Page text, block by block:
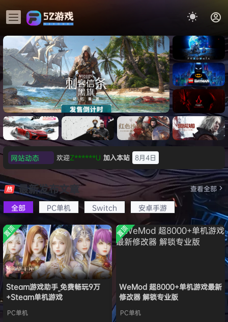
《刺客信条：黑旗 记忆重置-
虚拟机版/Assassin’s Creed
Black Flag Resynced
HYPERVISOR》免安装中文
版
《识质存
在/PRAG
MATA》
免安装中
文版
《乐高蝙
蝠侠：黑
暗骑士之
Legacy
of the
Dark
Knight》
免安装中
文版
影/Assas
sin’s
Creed
Shadow
s》免安装
版，非虚
拟机
极限竞
速：地平
线
6（Forza
Horizon
6）免安装
中文版
《原子之
心/Atomi
c
Heart》
免安装中
文版
红色沙漠-
虚拟机版
（Crimso
n Desert
HYPERVI
SOR）免
安装中文
版
生化危机
9：安魂
曲
（Reside
nt Evil
Requiem
）免安装
中文版
网站动态
欢迎Z******U 加入本站
欢迎k******2 加入本站 8月4日
欢迎C****i 加入本站 8月4日
欢迎2***5 加入本站 8月4日
欢迎h*********0 加入本站 8月3日
欢迎l*w 加入本站 8月2日
旋律 签到获取 41 点积分
8月1日
欢迎y**u 加入本站 7月31日
旋律 签到获取 20
旋律 签到获取 22
欢迎m*******n 加入本站
欢迎1******4 加入本站 11小时前
l***g
28 点积分 15小时前
签到获取 49 点积分
最新发布文章
全部 PC单机 Switch 安卓手游
查看全部
置顶
Steam游戏助手_免费畅玩9万
+Steam单机游戏
PC单机
置顶
WeMod 超8000+单机游戏最新
修改器 解锁专业版
PC单机